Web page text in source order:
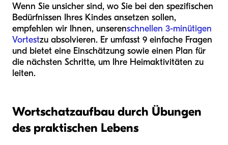
Wenn Sie unsicher sind, wo Sie bei den spezifischen
Bedürfnissen Ihres Kindes ansetzen sollen,
empfehlen wir Ihnen, unserenschnellen 3-minütigen
Vortestzu absolvieren. Er umfasst 9 einfache Fragen
und bietet eine Einschätzung sowie einen Plan für
die nächsten Schritte, um Ihre Heimaktivitäten zu
leiten.
Wortschatzaufbau durch Übungen
des praktischen Lebens